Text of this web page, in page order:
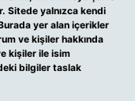
Sitede yalnızca kendi
yer alan içerikler
ve kişiler hakkında
kişiler ile isim
bilgiler taslak